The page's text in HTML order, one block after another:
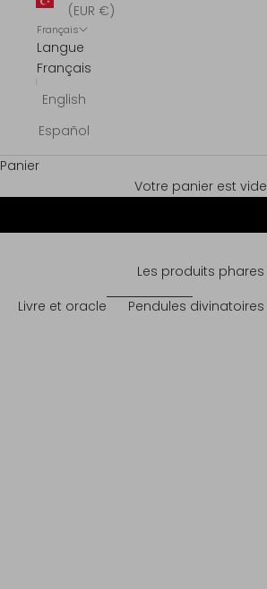
(EUR €)
Français
Langue
Français
English
Español
Panier
Votre panier est vide
Les produits phares
Livre et oracle
Pendules divinatoires